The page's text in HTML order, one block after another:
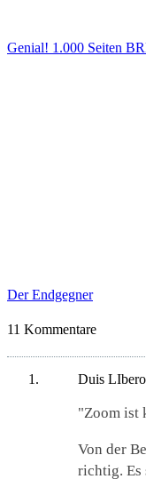
Genial! 1.000 Seiten
Der Endgegner
11 Kommentare
Duis LIbero
"Zoom ist
Von der
richtig. Es